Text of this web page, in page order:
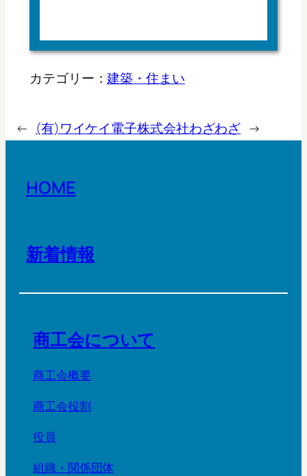
カテゴリー：建築・住まい
← (有)ワイケイ電子株式会社わざわざ →
HOME
新着情報
商工会について
商工会概要
商工会役割
役員
組織・関係団体